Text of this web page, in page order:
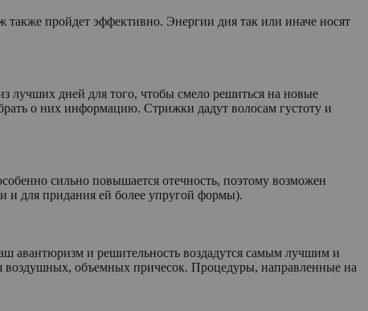
также пройдет эффективно. Энергии дня так или иначе носят
лучших дней для того, чтобы смело решиться на новые
о них информацию. Стрижки дадут волосам густоту и
сильно повышается отечность, поэтому возможен
и для придания ей более упругой формы).
авантюризм и решительность воздадутся самым лучшим и
воздушных, объемных причесок. Процедуры, направленные на